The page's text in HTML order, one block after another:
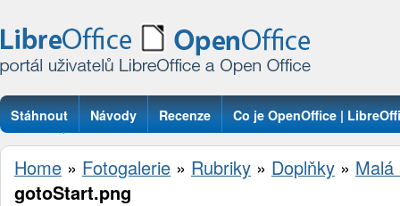
Stáhnout Návody Recenze Co je OpenOffice |
Otázky
Home » Fotogalerie » Rubriky » Doplňky »
gotoStart.png